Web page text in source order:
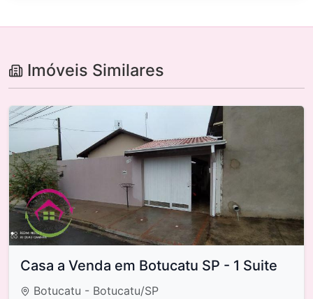
Imóveis Similares
Casa a Venda em Botucatu SP - 1 Suite
Botucatu - Botucatu/SP